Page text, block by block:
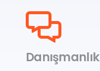
Danışmanlık